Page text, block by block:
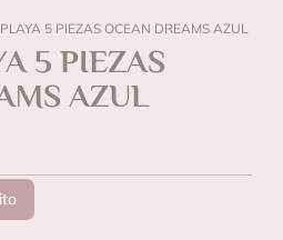
5 PIEZAS OCEAN DREAMS AZUL
5 PIEZAS
AZUL